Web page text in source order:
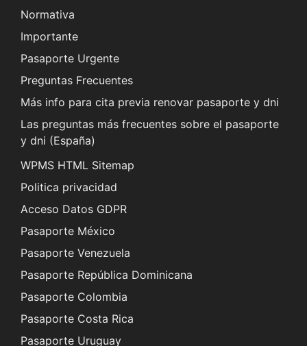
Normativa
Importante
Pasaporte Urgente
Preguntas Frecuentes
Más info para cita previa renovar pasaporte y dni
Las preguntas más frecuentes sobre el pasaporte
y dni (España)
WPMS HTML Sitemap
Politica privacidad
Acceso Datos GDPR
Pasaporte México
Pasaporte Venezuela
Pasaporte República Dominicana
Pasaporte Colombia
Pasaporte Costa Rica
Pasaporte Uruguay